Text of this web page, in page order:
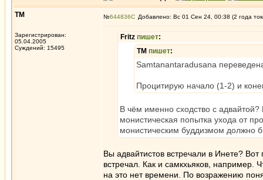
ТМ
Зарегистрирован:
05.04.2005
Суждений: 15495
№644836 Добавлено: Вс 01 Сен 24, 00:38 (2 года
Fritz пишет:
ТМ пишет:
Samtanantaradusana
Процитирую начало (1-2) и
В чём именно сходство с
монистическая попытка ухода от
монистическим буддизмом должно
Вы адвайтистов встречали в Инете?
встречал. Как и самкхьяков, например.
на это нет времени. По возражению